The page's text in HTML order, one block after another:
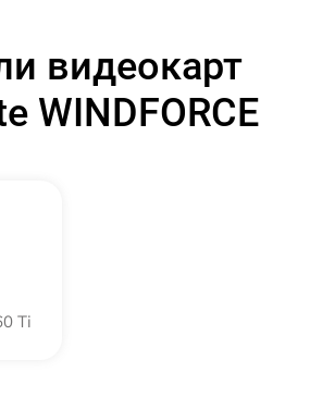
видеокарт
WINDFORCE
Ti